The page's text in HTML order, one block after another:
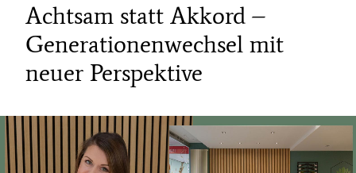
Achtsam statt Akkord –
Generationenwechsel mit
neuer Perspektive